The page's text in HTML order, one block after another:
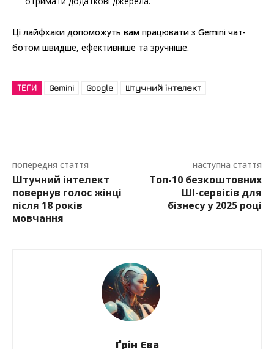
Ці лайфхаки допоможуть вам працювати з Gemini чат-
ботом швидше, ефективніше та зручніше.
ТЕГИ Gemini Google Штучний інтелект
попередня стаття
Штучний інтелект
повернув голос жінці
після 18 років
мовчання
наступна стаття
Топ-10 безкоштовних
ШІ-сервісів для
бізнесу у 2025 році
Ґрін Єва